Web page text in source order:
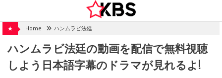
content
★ Home ハンムラビ法廷
ハンムラビ法廷の動画を配信で無料視聴
しよう日本語字幕のドラマが見れるよ!